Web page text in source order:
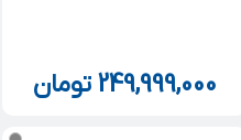
249,999,000 تومان